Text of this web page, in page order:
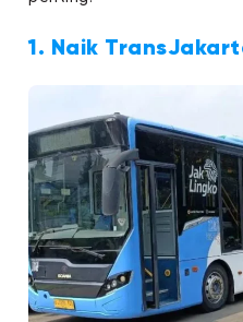
1. Naik